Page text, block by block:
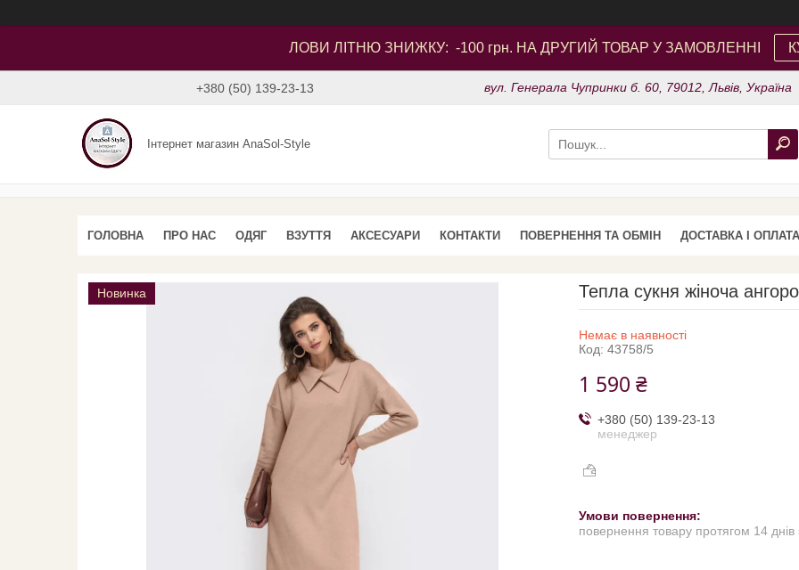
ЛОВИ ЛІТНЮ ЗНИЖКУ: -100 грн. НА ДРУГИЙ ТОВАР У ЗАМОВЛЕННІ
+380 (50) 139-23-13 вул. Генерала Чупринки б. 60, 79012, Львів, Україна
Інтернет магазин AnaSol-Style
ГОЛОВНА ПРО НАС ОДЯГ ВЗУТТЯ АКСЕСУАРИ КОНТАКТИ ПОВЕРНЕННЯ ТА ОБМІН ДОСТАВКА І ОПЛАТА
Новинка Тепла сукня жіноча
Немає в наявності
Код: 43758/5
1 590 ₴
+380 (50) 139-23-13
менеджер
повернення товару протягом 14 днів